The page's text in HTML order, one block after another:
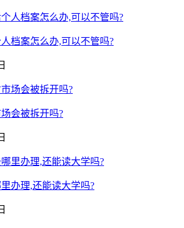
档案怎么办,可以不管吗?
会被拆开吗?
办理,还能读大学吗?